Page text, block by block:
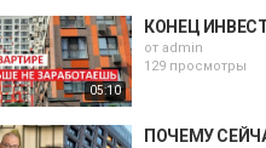
05:10
КОНЕЦ
от admin
129 просмотры
ПОЧЕМУ